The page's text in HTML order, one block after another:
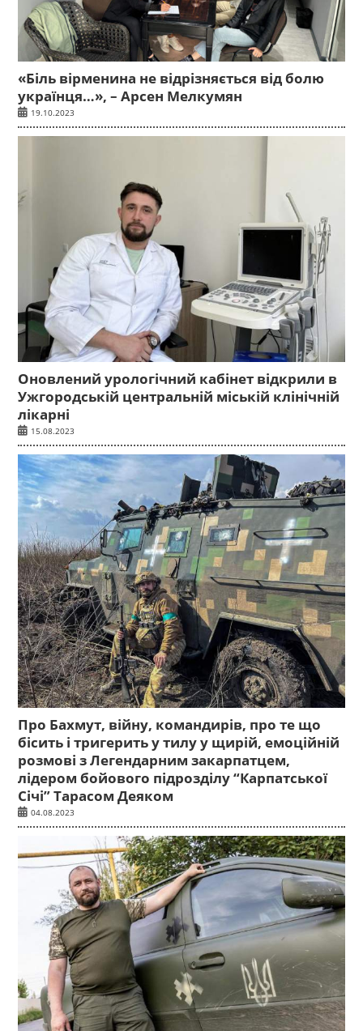
«Біль вірменина не відрізняється від болю
українця…», – Арсен Мелкумян
19.10.2023
Оновлений урологічний кабінет відкрили в
Ужгородській центральній міській клінічній
лікарні
15.08.2023
Про Бахмут, війну, командирів, про те що
бісить і тригерить у тилу у щирій, емоційній
розмові з Легендарним закарпатцем,
лідером бойового підрозділу “Карпатської
Січі” Тарасом Деяком
04.08.2023